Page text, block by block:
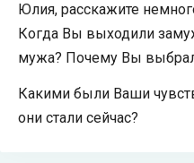
Юлия, расскажите
Когда Вы выходили
мужа? Почему Вы
Какими были Ваши
они стали сейчас?